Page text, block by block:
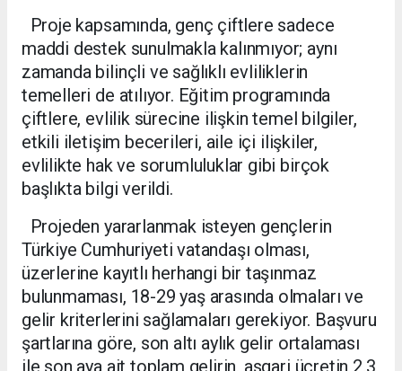
Proje kapsamında, genç çiftlere sadece
maddi destek sunulmakla kalınmıyor; aynı
zamanda bilinçli ve sağlıklı evliliklerin
temelleri de atılıyor. Eğitim programında
çiftlere, evlilik sürecine ilişkin temel bilgiler,
etkili iletişim becerileri, aile içi ilişkiler,
evlilikte hak ve sorumluluklar gibi birçok
başlıkta bilgi verildi.
Projeden yararlanmak isteyen gençlerin
Türkiye Cumhuriyeti vatandaşı olması,
üzerlerine kayıtlı herhangi bir taşınmaz
bulunmaması, 18-29 yaş arasında olmaları ve
gelir kriterlerini sağlamaları gerekiyor. Başvuru
şartlarına göre, son altı aylık gelir ortalaması